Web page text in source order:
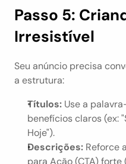
Passo 5:
Irresistível
Seu anúncio precisa
a estrutura:
Títulos: Use a
benefícios claros (ex:
Hoje").
Descrições: Reforce
para Ação (CTA) forte